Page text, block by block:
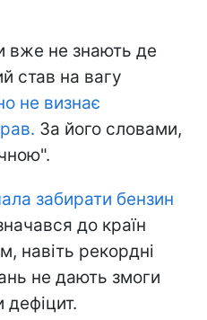
вже не знають де
став на вагу
не визнає
За його словами,
забирати бензин
до країн
навіть рекордні
не дають змоги
дефіцит.